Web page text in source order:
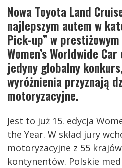
Nowa Toyota Land
najlepszym autem w
Pick-up” w
Women’s Worldwide
jedyny globalny
wyróżnienia przyznają
motoryzacyjne.
Jest to już 15. edycja
the Year. W skład jury
motoryzacyjne z 55
kontynentów. Polskie